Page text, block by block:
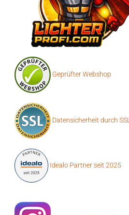
Geprüfter Webshop
Datensicherheit durch SSL
Idealo Partner seit 2025